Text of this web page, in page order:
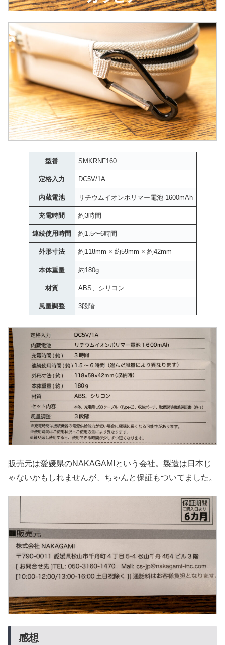
型番 SMKRNF160
定格入力 DC5V/1A
内蔵電池 リチウムイオンポリマー電池 1600mAh
充電時間 約3時間
連続使用時間 約1.5〜6時間
外形寸法 約118mm × 約59mm × 約42mm
本体重量 約180g
材質 ABS、シリコン
風量調整 3段階
販売元は愛媛県のNAKAGAMIという会社。製造は日本じ
ゃないかもしれませんが、ちゃんと保証もついてました。
感想